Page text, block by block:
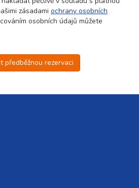
zásadami ochrany osobních
osobních údajů můžete
předběžnou rezervaci